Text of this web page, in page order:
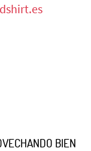
BIEN